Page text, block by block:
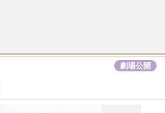
劇場公開